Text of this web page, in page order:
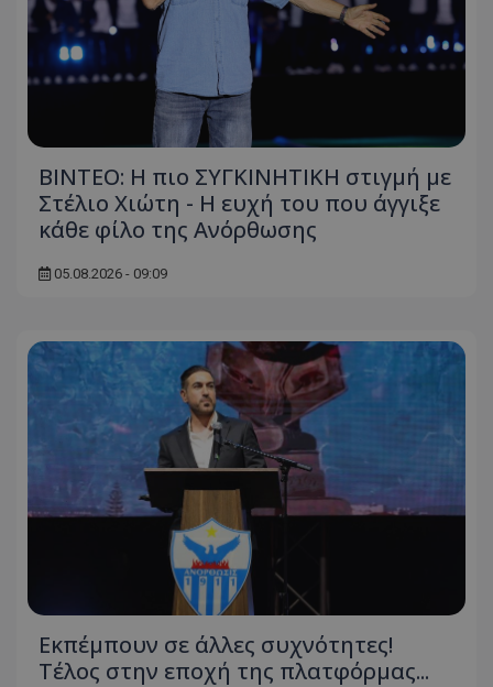
ΒΙΝΤΕΟ: Η πιο ΣΥΓΚΙΝΗΤΙΚΗ στιγμή με
Στέλιο Χιώτη - Η ευχή του που άγγιξε
κάθε φίλο της Ανόρθωσης
05.08.2026 - 09:09
Εκπέμπουν σε άλλες συχνότητες!
Tέλος στην εποχή της πλατφόρμας...